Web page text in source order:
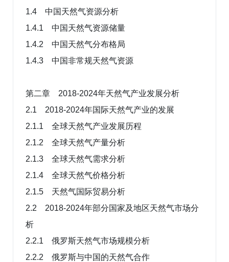
1.4 中国天然气资源分析
1.4.1 中国天然气资源储量
1.4.2 中国天然气分布格局
1.4.3 中国非常规天然气资源
第二章 2018-2024年天然气产业发展分析
2.1 2018-2024年国际天然气产业的发展
2.1.1 全球天然气产业发展历程
2.1.2 全球天然气产量分析
2.1.3 全球天然气需求分析
2.1.4 全球天然气价格分析
2.1.5 天然气国际贸易分析
2.2 2018-2024年部分国家及地区天然气市场分
析
2.2.1 俄罗斯天然气市场规模分析
2.2.2 俄罗斯与中国的天然气合作